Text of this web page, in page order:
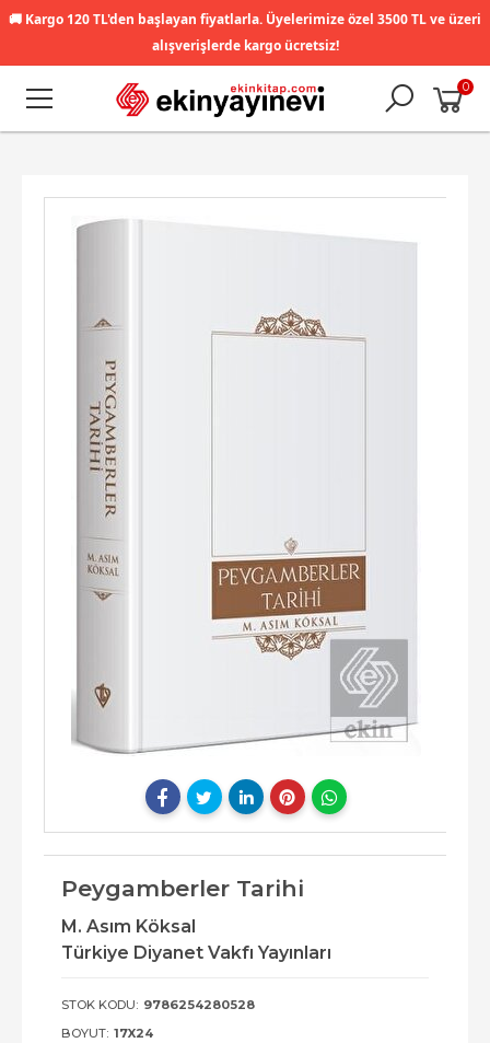
🚚 Kargo 120 TL'den başlayan fiyatlarla. Üyelerimize özel 3500 TL ve üzeri
alışverişlerde kargo ücretsiz!
0
Peygamberler Tarihi
M. Asım Köksal
Türkiye Diyanet Vakfı Yayınları
STOK KODU: 9786254280528
BOYUT: 17X24